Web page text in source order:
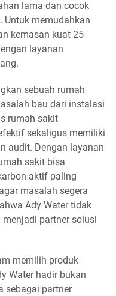
lama dan cocok
Untuk memudahkan
kemasan kuat 25
layanan
sebuah rumah
bau dari instalasi
rumah sakit
sekaligus memiliki
audit. Dengan layanan
sakit bisa
aktif paling
masalah segera
Ady Water tidak
partner solusi
memilih produk
Water hadir bukan
sebagai partner